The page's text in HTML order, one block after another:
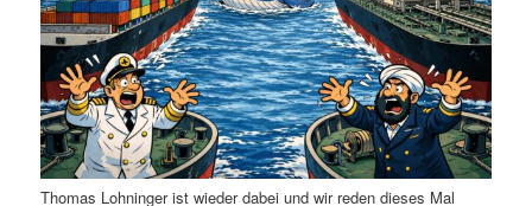
n
I
n
r
e
n
i
o
n
Thomas Lohninger ist wieder dabei und wir reden dieses Mal